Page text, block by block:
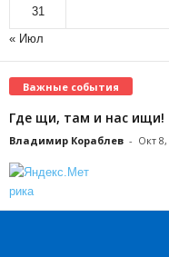
31
« Июл
Важные события
Где щи, там и нас ищи!
Владимир Кораблев - Окт 8,